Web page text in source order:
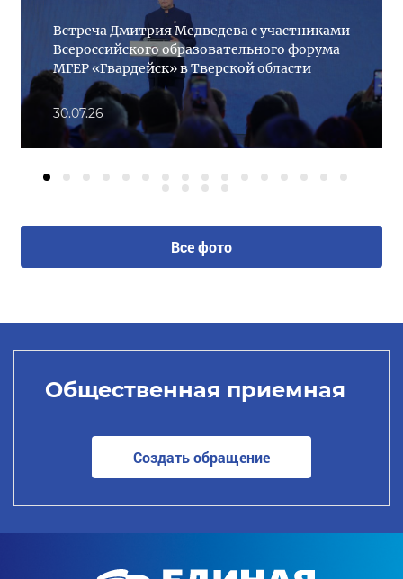
Встреча Дмитрия Медведева с участниками
Всероссийского образовательного форума
МГЕР «Гвардейск» в Тверской области
30.07.26
Все фото
Общественная приемная
Создать обращение